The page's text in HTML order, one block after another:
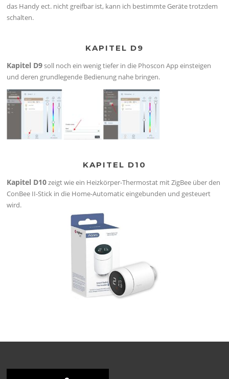
das Handy ect. nicht greifbar ist, kann ich bestimmte Geräte trotzdem
schalten.
KAPITEL D9
Kapitel D9soll noch ein wenig tiefer in die Phoscon App einsteigen
und deren grundlegende Bedienung nahe bringen.
KAPITEL D10
Kapitel D10zeigt wie ein Heizkörper-Thermostat mit ZigBee über den
ConBee II-Stick in die Home-Automatic eingebunden und gesteuert
wird.